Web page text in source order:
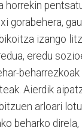
horrekin
gorabehera,
izango
eredu
Aierdik
arloari
beharko